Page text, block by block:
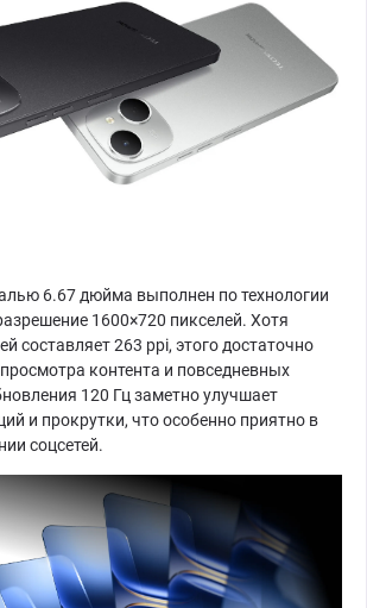
6.67 дюйма выполнен по технологии
1600×720 пикселей. Хотя
составляет 263 ppi, этого достаточно
контента и повседневных
120 Гц заметно улучшает
и прокрутки, что особенно приятно в
соцсетей.